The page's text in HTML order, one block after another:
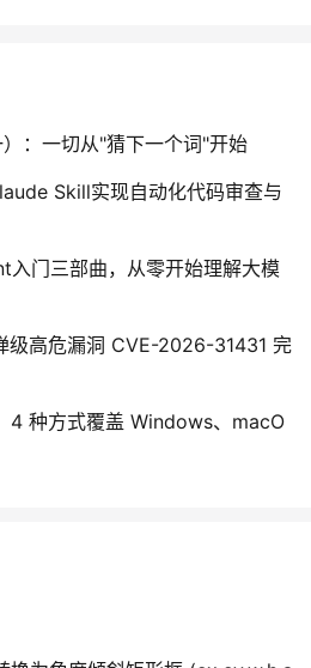
：一切从"猜下一个词"开始
Skill实现自动化代码审查与
入门三部曲，从零开始理解大模
级高危漏洞 CVE-2026-31431 完
4 种方式覆盖 Windows、macO